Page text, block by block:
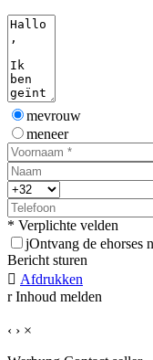
mevrouw
meneer
* Verplichte velden
jOntvang de ehorses
Bericht sturen
 Afdrukken
r Inhoud melden
‹ › ×